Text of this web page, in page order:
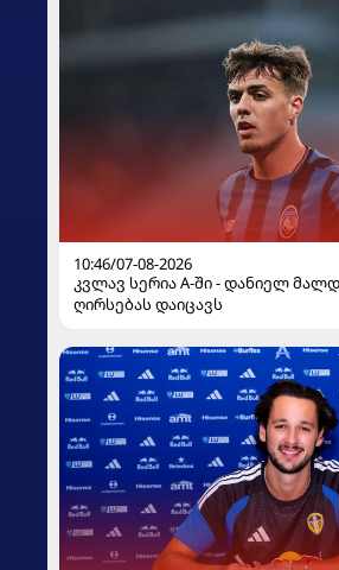
10:46/07-08-2026
კვლავ სერია A-ში - დანიელ
ღირსებას დაიცავს